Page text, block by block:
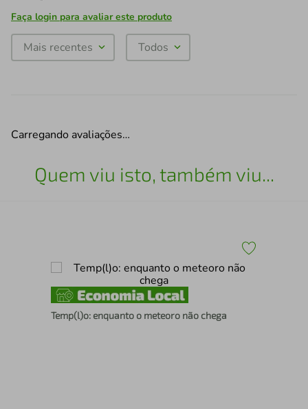
Faça login para avaliar este produto
Mais recentes Todos
Carregando avaliações…
Quem viu isto, também viu...
Temp(l)o: enquanto o meteoro não chega